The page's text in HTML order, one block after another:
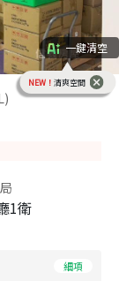
一鍵清空
NEW！ 清爽空間
1衛
細項